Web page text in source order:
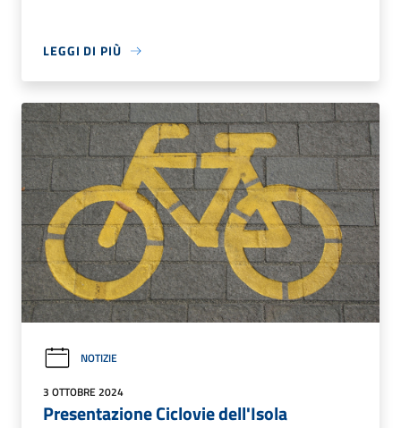
LEGGI DI PIÙ
NOTIZIE
3 OTTOBRE 2024
Presentazione Ciclovie dell'Isola